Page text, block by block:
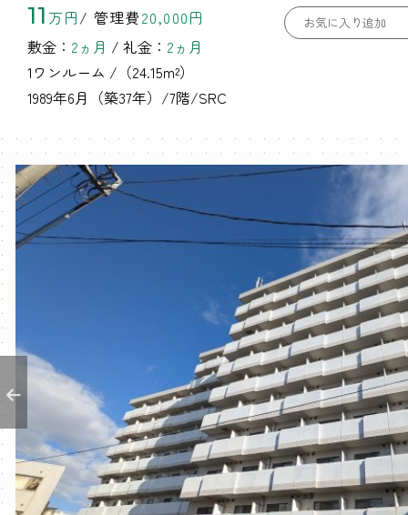
お気に入り追加
11 万円/ 管理費20,000円
敷金： 2ヵ月 / 礼金： 2ヵ月
1ワンルーム /（24.15m²）
1989年6月（築37年）/7階/SRC